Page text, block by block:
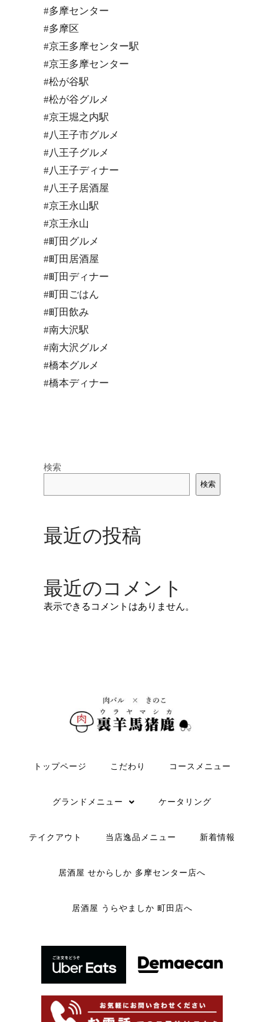
#多摩センター
#多摩区
#京王多摩センター駅
#京王多摩センター
#松が谷駅
#松が谷グルメ
#京王堀之内駅
#八王子市グルメ
#八王子グルメ
#八王子ディナー
#八王子居酒屋
#京王永山駅
#京王永山
#町田グルメ
#町田居酒屋
#町田ディナー
#町田ごはん
#町田飲み
#南大沢駅
#南大沢グルメ
#橋本グルメ
#橋本ディナー
検索
検索
最近の投稿
最近のコメント
表示できるコメントはありません。
トップページ こだわり コースメニュー
グランドメニュー ケータリング
テイクアウト 当店逸品メニュー 新着情報
居酒屋 せからしか 多摩センター店へ
居酒屋 うらやましか 町田店へ